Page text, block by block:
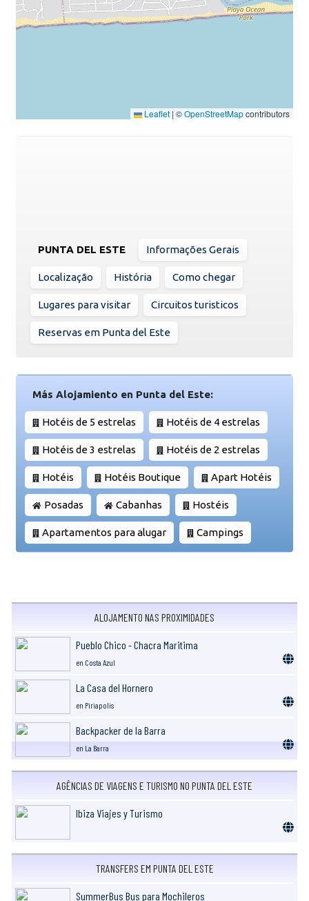
Leaflet | ©OpenStreetMapcontributors
PUNTA DEL ESTE Informações Gerais
Localização História Como chegar
Lugares para visitar Circuitos turisticos
Reservas em Punta del Este
Más Alojamiento en Punta del Este:
Hotéis de 5 estrelas Hotéis de 4 estrelas
Hotéis de 3 estrelas Hotéis de 2 estrelas
Hotéis Hotéis Boutique Apart Hotéis
Posadas Cabanhas Hostéis
Apartamentos para alugar Campings
ALOJAMENTO NAS PROXIMIDADES
Pueblo Chico - Chacra Maritima
en Costa Azul
La Casa del Hornero
en Piriapolis
Backpacker de la Barra
en La Barra
AGÊNCIAS DE VIAGENS E TURISMO NO PUNTA DEL ESTE
Ibiza Viajes y Turismo
TRANSFERS EM PUNTA DEL ESTE
SummerBus Bus para Mochileros